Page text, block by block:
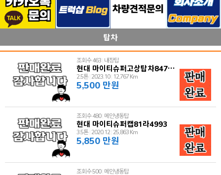
탑차
조회수 463 내장탑
현대 마이티슈퍼고상탑차847버8469
2.5톤 2023.10 12,767 Km
5,500 만원
조회수 480 메인냉동탑
현대 마이티슈퍼캡81라4993
3.5톤 2020.12 25,863 Km
5,850 만원
조회수 500 메인냉동탑